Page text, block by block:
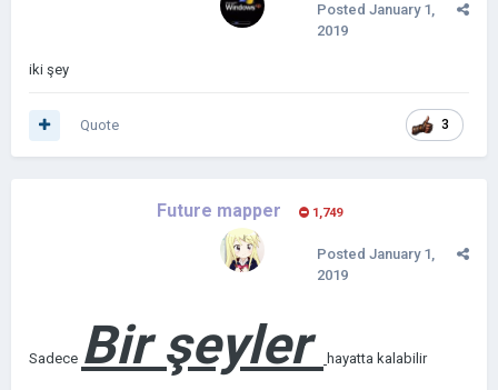
Posted January 1,
2019
iki şey
3
Quote
Future mapper 1,749
Posted January 1,
2019
Sadece Bir şeyler hayatta kalabilir